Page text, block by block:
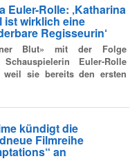
Euler-Rolle: ‚Katharina
ist wirklich eine
Regisseurin‘
Blut» mit der Folge
Euler-Rolle
weil sie bereits den ersten
kündigt die
Filmreihe
an